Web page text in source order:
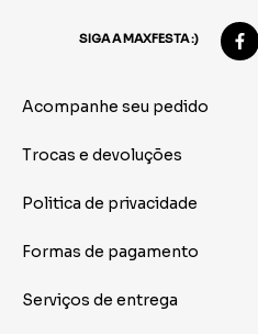
SIGA A MAXFESTA :)
Acompanhe seu pedido
Trocas e devoluções
Politica de privacidade
Formas de pagamento
Serviços de entrega